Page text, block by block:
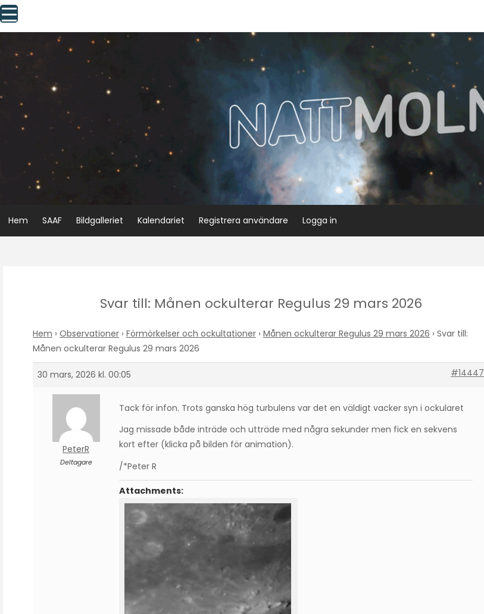
Skip
to
content
Hem SAAF Bildgalleriet Kalendariet Registrera användare Logga in
Svar till: Månen ockulterar Regulus 29 mars 2026
Hem › Observationer › Förmörkelser och ockultationer › Månen ockulterar Regulus 29 mars 2026 › Svar till:
Månen ockulterar Regulus 29 mars 2026
30 mars, 2026 kl. 00:05 #14447
PeterR
Deltagare
Tack för infon. Trots ganska hög turbulens var det en väldigt vacker syn i ockularet
Jag missade både inträde och utträde med några sekunder men fick en sekvens
kort efter (klicka på bilden för animation).
/*Peter R
Attachments: